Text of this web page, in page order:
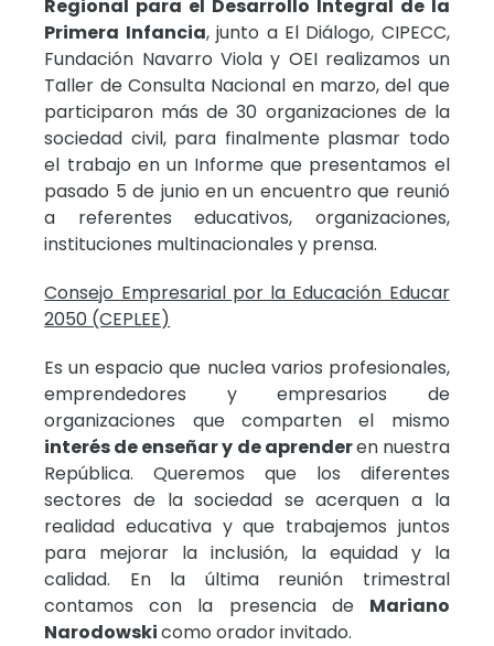
Regional para el Desarrollo Integral de la
Primera Infancia, junto a El Diálogo, CIPECC,
Fundación Navarro Viola y OEI realizamos un
Taller de Consulta Nacional en marzo, del que
participaron más de 30 organizaciones de la
sociedad civil, para finalmente plasmar todo
el trabajo en un Informe que presentamos el
pasado 5 de junio en un encuentro que reunió
a referentes educativos, organizaciones,
instituciones multinacionales y prensa.
Consejo Empresarial por la Educación Educar
2050 (CEPLEE)
Es un espacio que nuclea varios profesionales,
emprendedores y empresarios de
organizaciones que comparten el mismo
interés de enseñar y de aprenderen nuestra
República. Queremos que los diferentes
sectores de la sociedad se acerquen a la
realidad educativa y que trabajemos juntos
para mejorar la inclusión, la equidad y la
calidad. En la última reunión trimestral
contamos con la presencia de Mariano
Narodowskicomo orador invitado.